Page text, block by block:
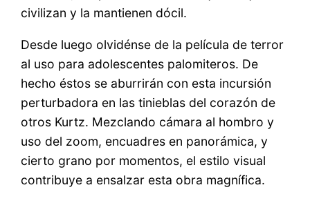
civilizan y la mantienen dócil.
Desde luego olvidénse de la película de terror
al uso para adolescentes palomiteros. De
hecho éstos se aburrirán con esta incursión
perturbadora en las tinieblas del corazón de
otros Kurtz. Mezclando cámara al hombro y
uso del zoom, encuadres en panorámica, y
cierto grano por momentos, el estilo visual
contribuye a ensalzar esta obra magnífica.